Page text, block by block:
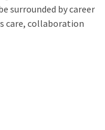
surrounded by career
care, collaboration